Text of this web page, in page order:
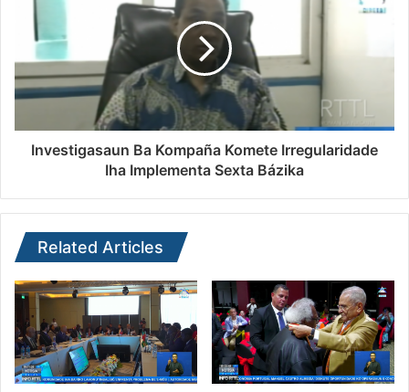
Investigasaun Ba Kompaña Komete Irregularidade
Iha Implementa Sexta Bázika
Related Articles